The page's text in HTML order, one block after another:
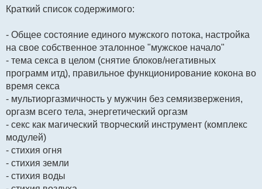
Краткий список содержимого:
- Общее состояние единого мужского потока, настройка
на свое собственное эталонное "мужское начало"
- тема секса в целом (снятие блоков/негативных
программ итд), правильное функционирование кокона во
время секса
- мультиоргазмичность у мужчин без семяизвержения,
оргазм всего тела, энергетический оргазм
- секс как магический творческий инструмент (комплекс
модулей)
- стихия огня
- стихия земли
- стихия воды